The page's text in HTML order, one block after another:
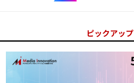
ピックアップ